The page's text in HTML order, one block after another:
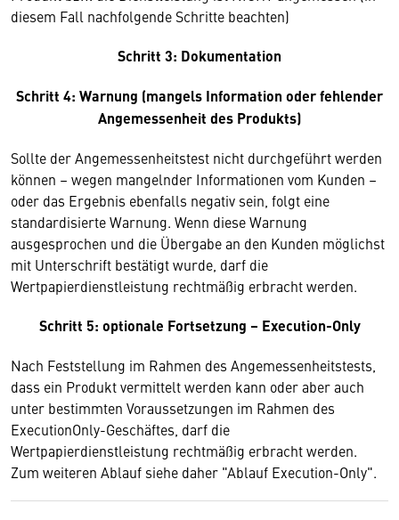
diesem Fall nachfolgende Schritte beachten)
Schritt 3: Dokumentation
Schritt 4: Warnung (mangels Information oder fehlender
Angemessenheit des Produkts)
Sollte der Angemessenheitstest nicht durchgeführt werden
können – wegen mangelnder Informationen vom Kunden –
oder das Ergebnis ebenfalls negativ sein, folgt eine
standardisierte Warnung. Wenn diese Warnung
ausgesprochen und die Übergabe an den Kunden möglichst
mit Unterschrift bestätigt wurde, darf die
Wertpapierdienstleistung rechtmäßig erbracht werden.
Schritt 5: optionale Fortsetzung – Execution-Only
Nach Feststellung im Rahmen des Angemessenheitstests,
dass ein Produkt vermittelt werden kann oder aber auch
unter bestimmten Voraussetzungen im Rahmen des
ExecutionOnly-Geschäftes, darf die
Wertpapierdienstleistung rechtmäßig erbracht werden.
Zum weiteren Ablauf siehe daher "Ablauf Execution-Only".